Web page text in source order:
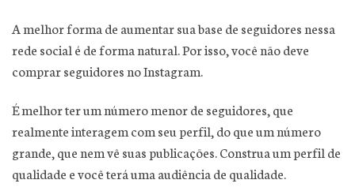
A melhor forma de aumentar sua base de seguidores nessa
rede social é de forma natural. Por isso, você não deve
comprar seguidores no Instagram.
É melhor ter um número menor de seguidores, que
realmente interagem com seu perfil, do que um número
grande, que nem vê suas publicações. Construa um perfil de
qualidade e você terá uma audiência de qualidade.